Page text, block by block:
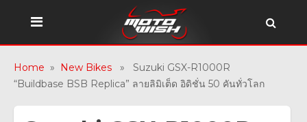
Home » New Bikes » Suzuki GSX-R1000R
“Buildbase BSB Replica” ลายลิมิเต็ด อิดิชั่น 50 คันทั่วโลก